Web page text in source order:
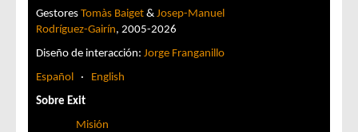
Gestores Tomàs Baiget & Josep-Manuel
Rodríguez-Gairín, 2005-2026
Diseño de interacción: Jorge Franganillo
Español · English
Sobre Exit
Misión